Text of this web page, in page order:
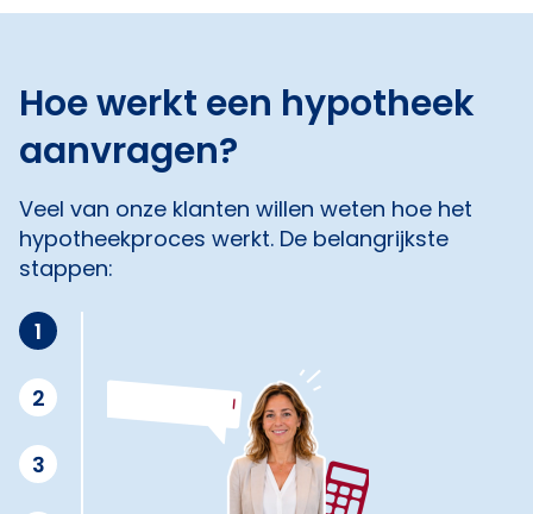
Hoe werkt een hypotheek
aanvragen?
Veel van onze klanten willen weten hoe het
hypotheekproces werkt. De belangrijkste
stappen:
1
2
3